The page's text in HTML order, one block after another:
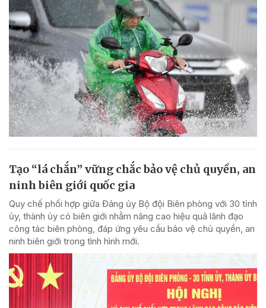
Tạo “lá chắn” vững chắc bảo vệ chủ quyền, an
ninh biên giới quốc gia
Quy chế phối hợp giữa Đảng ủy Bộ đội Biên phòng với 30 tỉnh
ủy, thành ủy có biên giới nhằm nâng cao hiệu quả lãnh đạo
công tác biên phòng, đáp ứng yêu cầu bảo vệ chủ quyền, an
ninh biên giới trong tình hình mới.